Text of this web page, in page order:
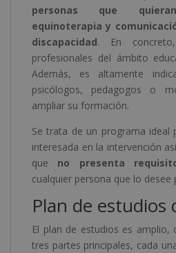
personas que
equinoterapia y
discapacidad. En
profesionales del ámbito
Además, es altamente
psicólogos, pedagogos o
ampliar su formación.
Se trata de un programa ideal
interesada en la intervención
que no presenta
cualquier persona que lo desee
Plan de estudios
El plan de estudios es amplio,
tres partes principales, cada